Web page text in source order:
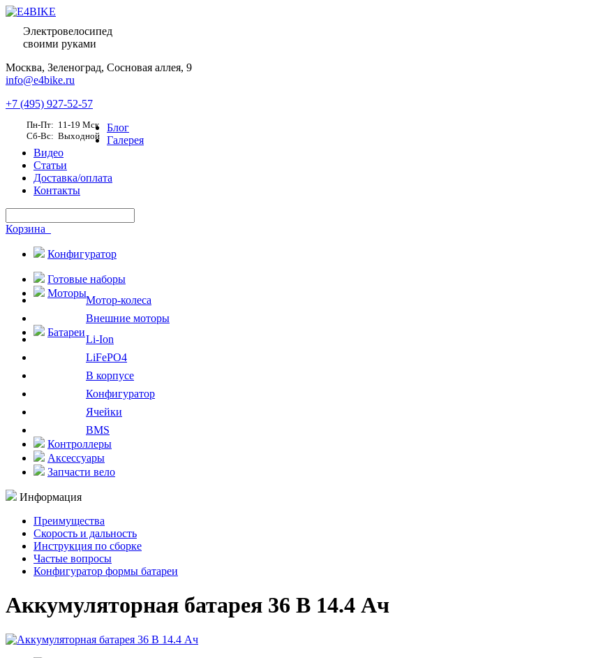
Электровелосипед
своими руками
Москва, Зеленоград, Сосновая аллея, 9
info@e4bike.ru
+7 (495) 927-52-57
Пн-Пт: 11-19 Мск
Сб-Вс: Выходной
Блог
Галерея
Видео
Статьи
Доставка/оплата
Контакты
Корзина
Конфигуратор
Готовые наборы
Моторы
Мотор-колеса
Внешние моторы
Батареи
Li-Ion
LiFePO4
В корпусе
Конфигуратор
Ячейки
BMS
Контроллеры
Аксессуары
Запчасти вело
Информация
Преимущества
Скорость и дальность
Инструкция по сборке
Частые вопросы
Конфигуратор формы батареи
Аккумуляторная батарея 36 В 14.4 Ач